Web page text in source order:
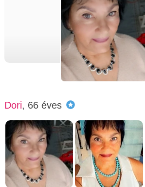
Dori, 66 éves